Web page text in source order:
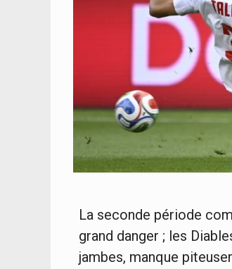
La seconde période
grand danger ; les
jambes, manque